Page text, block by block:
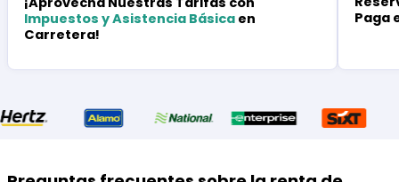
Impuestos y Asistencia Básica en
Carretera!
Paga